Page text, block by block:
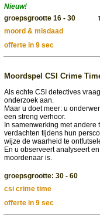
Nieuw!
groepsgrootte 16 - 30
moord & misdaad
offerte in 9 sec
Moordspel CSI Crime
Als echte CSI detectives
onderzoek aan.
Maar u doet meer: u
een streng verhoor.
In samenwerking met andere
verdachten tijdens hun
wijze de waarheid te
En u observeert analyseert
moordenaar is.
groepsgrootte: 30 - 60
csi crime time
offerte in 9 sec